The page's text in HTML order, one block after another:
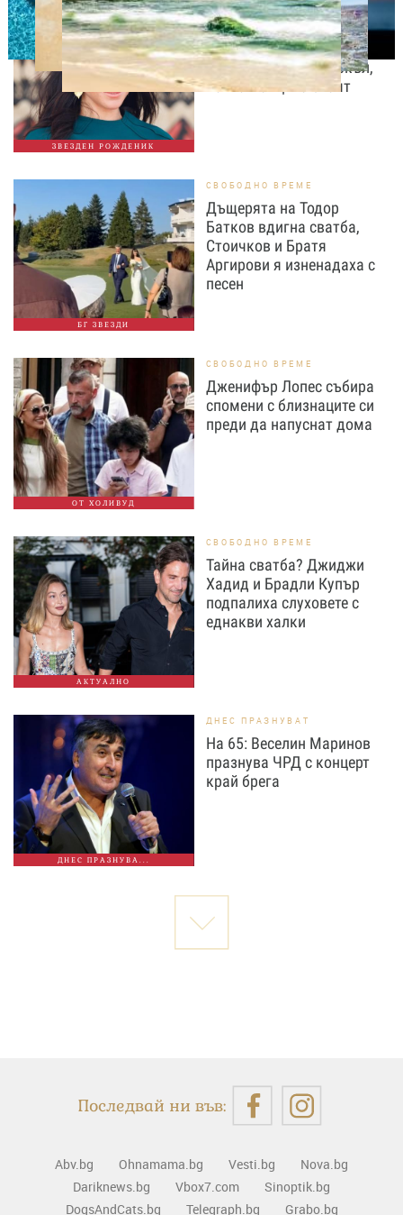
ЗВЕЗДЕН РОЖДЕНИК
ДНЕС ПРАЗНУВАТ
Преди да стане
херцогиня: 10 любопитни
факта за Меган Маркъл,
които малцина знаят
БГ ЗВЕЗДИ
СВОБОДНО ВРЕМЕ
Дъщерята на Тодор
Батков вдигна сватба,
Стоичков и Братя
Аргирови я изненадаха с
песен
ОТ ХОЛИВУД
СВОБОДНО ВРЕМЕ
Дженифър Лопес събира
спомени с близнаците си
преди да напуснат дома
АКТУАЛНО
СВОБОДНО ВРЕМЕ
Тайна сватба? Джиджи
Хадид и Брадли Купър
подпалиха слуховете с
еднакви халки
ДНЕС ПРАЗНУВА...
ДНЕС ПРАЗНУВАТ
На 65: Веселин Маринов
празнува ЧРД с концерт
край брега
Последвай ни във:
Abv.bg Ohnamama.bg Vesti.bg
Nova.bg
Dariknews.bg
Vbox7.com
Sinoptik.bg
DogsAndCats.bg
Telegraph.bg Grabo.bg